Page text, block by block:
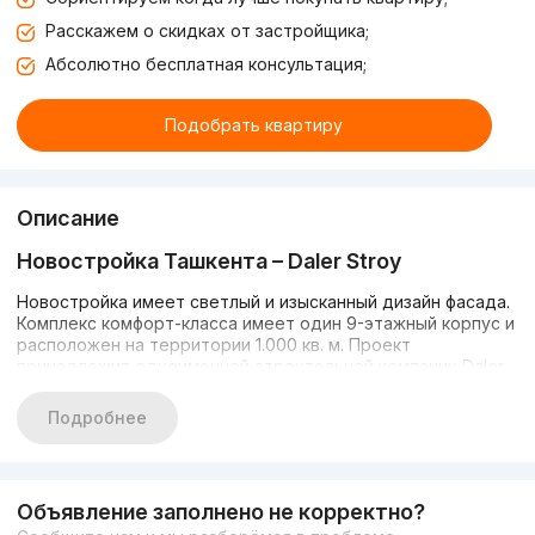
Расскажем о скидках от застройщика;
Абсолютно бесплатная консультация;
Подобрать квартиру
Описание
Новостройка Ташкента – DalerStroy
Новостройка имеет светлый и изысканный дизайн фасада.
Комплекс комфорт-класса имеет один 9-этажный корпус и
расположен на территории 1.000 кв. м. Проект
принадлежит одноименной строительной компании Daler
туристами и имеющем множество исторических
памятников городе.
жизни: открытая парковка для жильцов, автономное
отопление, свой детский сад, спортивный центр,
Подробнее
Объявление заполнено не корректно?